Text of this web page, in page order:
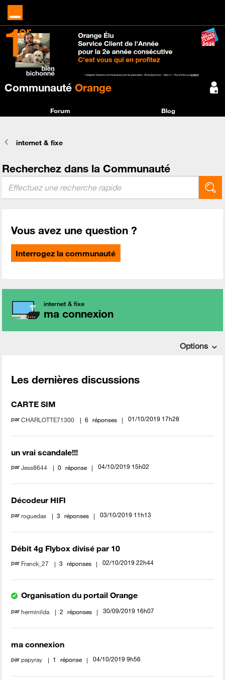
Communauté Orange
Forum Blog
internet & fixe
Recherchez dans la Communauté
Vous avez une question ?
Interrogez la communauté
internet & fixe
ma connexion
Options
Les dernières discussions
CARTE SIM
parCHARLOTTE71300 6 réponses ‎01/10/2019 17h28
un vrai scandale!!!
parJess8644 0 réponse ‎04/10/2019 15h02
Décodeur HIFI
parroguedas 3 réponses ‎03/10/2019 11h13
Débit 4g Flybox divisé par 10
par Franck_27 3 réponses ‎02/10/2019 22h44
Organisation du portail Orange
parherminilda 2 réponses ‎30/09/2019 16h07
ma connexion
parpapyray 1 réponse ‎04/10/2019 9h56